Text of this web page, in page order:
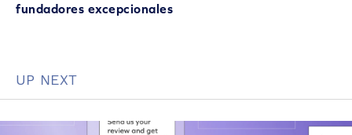
fundadores excepcionales
UP NEXT